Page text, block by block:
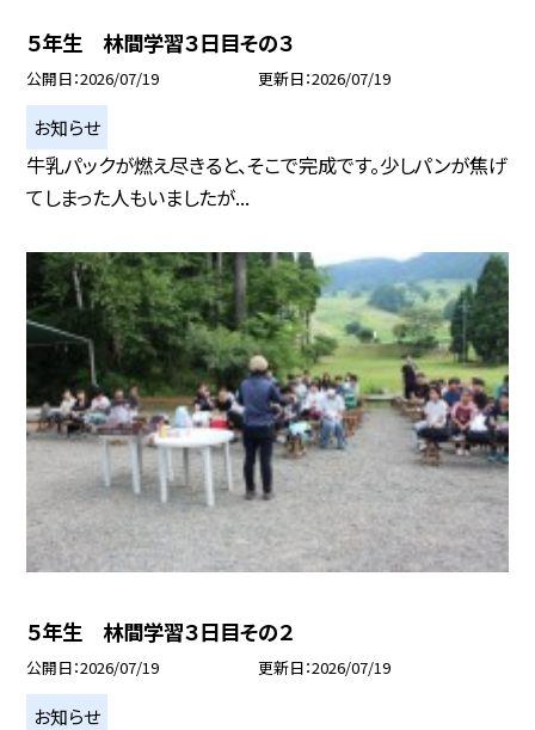
５年生 林間学習３日目その３
公開日 2026/07/19 更新日 2026/07/19
お知らせ
牛乳パックが燃え尽きると、そこで完成です。少しパンが焦げ
てしまった人もいましたが...
５年生 林間学習３日目その２
公開日 2026/07/19 更新日 2026/07/19
お知らせ